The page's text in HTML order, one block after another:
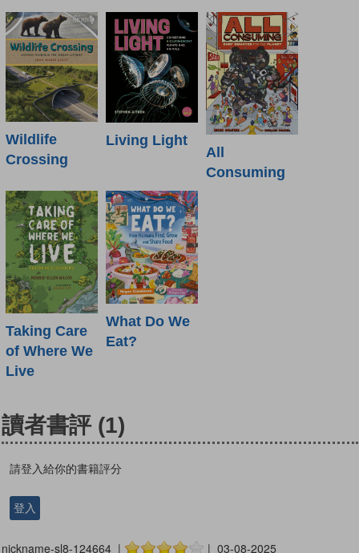
Wildlife
Crossing
Living Light
All
Consuming
Taking Care
of Where We
Live
What Do We
Eat?
讀者書評 (1)
請登入給你的書籍評分
登入
nickname-sl8-124664 | | 03-08-2025